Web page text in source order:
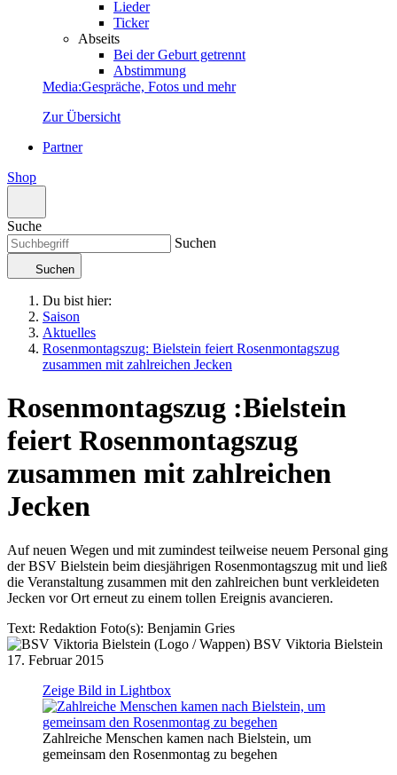
Lieder
Ticker
Abseits
Bei der Geburt getrennt
Abstimmung
Media:Gespräche, Fotos und mehr
Zur Übersicht
Partner
Shop
Suche
Suchen
Suchen
Du bist hier:
Saison
Aktuelles
Rosenmontagszug: Bielstein feiert Rosenmontagszug
zusammen mit zahlreichen Jecken
Rosenmontagszug :Bielstein
feiert Rosenmontagszug
zusammen mit zahlreichen
Jecken
Auf neuen Wegen und mit zumindest teilweise neuem Personal ging
der BSV Bielstein beim diesjährigen Rosenmontagszug mit und ließ
die Veranstaltung zusammen mit den zahlreichen bunt verkleideten
Jecken vor Ort erneut zu einem tollen Ereignis avancieren.
Text: Redaktion Foto(s): Benjamin Gries
BSV Viktoria Bielstein
17. Februar 2015
Zeige Bild in Lightbox
Zahlreiche Menschen kamen nach Bielstein, um
gemeinsam den Rosenmontag zu begehen